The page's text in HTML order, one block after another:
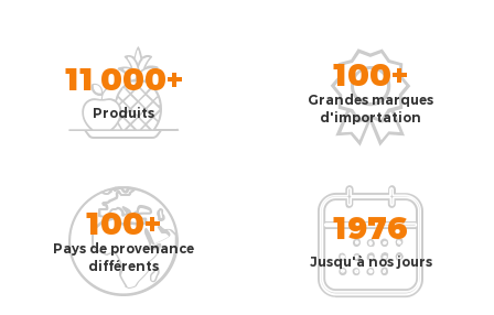
11 000+
Produits
100+
Grandes marques
d'importation
100+
Pays de provenance
différents
1976
Jusqu'à nos jours